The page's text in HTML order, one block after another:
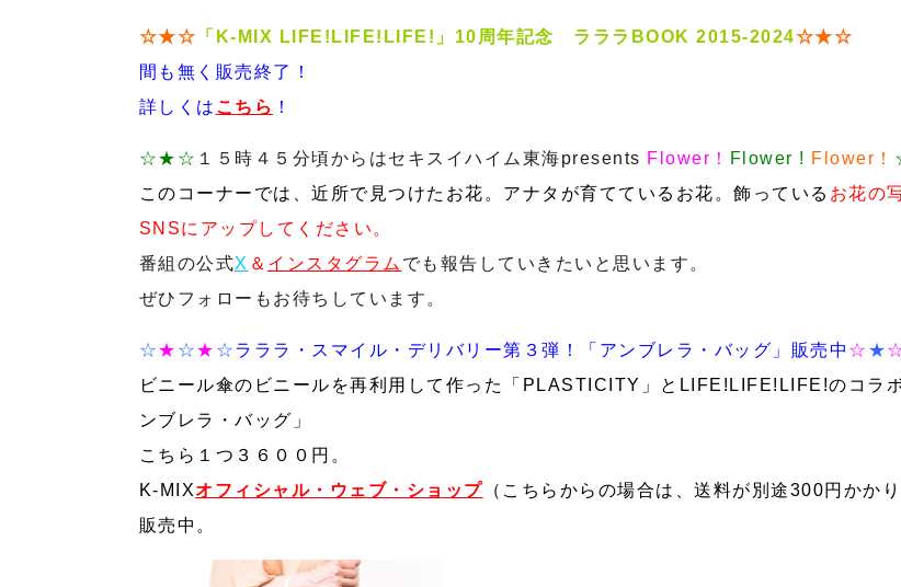
☆★☆ 「K-MIX LIFE!LIFE!LIFE!」10周年記念 ラララBOOK 2015-2024☆★☆
間も無く販売終了！
詳しくは こちら ！
☆★☆ １５時４５分頃からはセキスイハイム東海presents Flower！ Flower ! Flower！
このコーナーでは、近所で見つけたお花。アナタが育てているお花。飾っている お花の
SNSにアップしてください。
番組の公式X ＆ インスタグラム でも報告していきたいと思います。
ぜひフォローもお待ちしています。
☆★ ☆★ ☆ラララ・スマイル・デリバリー第３弾！ 「アンブレラ・バッグ」販売中 ☆ ★
ビニール傘のビニールを再利用して作った「 PLASTICITY 」と LIFE!LIFE!LIFE!のコラ
ンブレラ・バッグ」
こちら１つ３６００円。
K-MIXオフィシャル・ウェブ・ショップ （こちらからの場合は、送料が別途300円かか
販売中。